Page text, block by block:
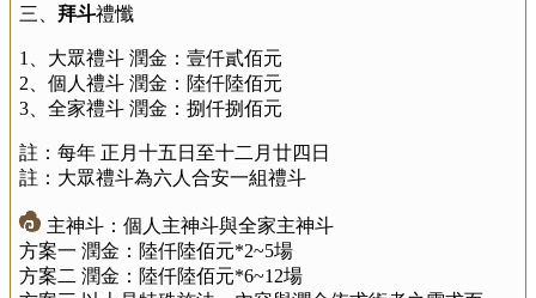
三、 拜斗禮懺
1、大眾禮斗 潤金：壹仟貳佰元
2、個人禮斗 潤金：陸仟陸佰元
3、全家禮斗 潤金：捌仟捌佰元
註：每年 正月十五日至十二月廿四日
註：大眾禮斗為六人合安一組禮斗
主神斗：個人主神斗與全家主神斗
方案一 潤金：陸仟陸佰元*2~5場
方案二 潤金：陸仟陸佰元*6~12場